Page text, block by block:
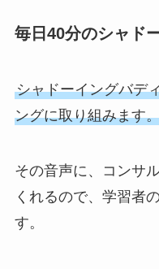
毎日40分のシャド
シャドーイングバデ
ングに取り組みます
その音声に、コンサ
くれるので、学習者
す。